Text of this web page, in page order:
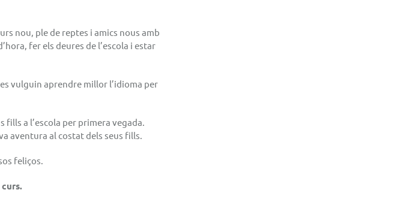
nou, ple de reptes i amics nous amb
fer els deures de l’escola i estar
vulguin aprendre millor l’idioma per
fills a l’escola per primera vegada.
aventura al costat dels seus fills.
feliços.